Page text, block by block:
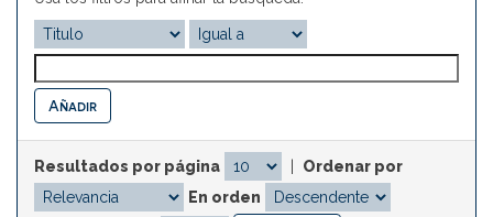
Resultados por página
Ordenar por
En orden